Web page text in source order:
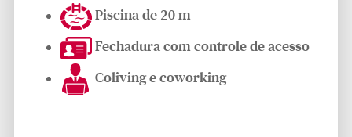
Piscina de 20 m
Fechadura com controle de acesso
Coliving e coworking